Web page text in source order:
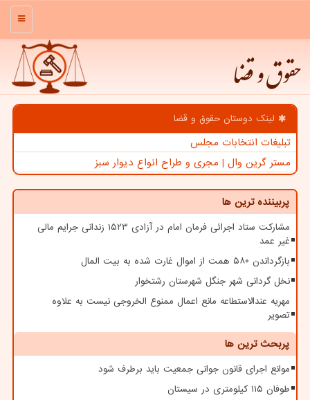
منو
حقوق و قضا
لینک دوستان حقوق و قضا
تبلیغات انتخابات مجلس
مستر گرین وال | مجری و طراح انواع دیوار سبز
پربیننده ترین ها
مشارکت ستاد اجرائی فرمان امام در آزادی ۱۵۲۳ زندانی جرایم مالی
غیر عمد
بازگرداندن ۵۸۰ همت از اموال غارت شده به بیت المال
نخل گردانی شهر جنگل شهرستان رشتخوار
مهریه عندالاستطاعه مانع اعمال ممنوع الخروجی نیست به علاوه
تصویر
پربحث ترین ها
موانع اجرای قانون جوانی جمعیت باید برطرف شود
طوفان ۱۱۵ کیلومتری در سیستان